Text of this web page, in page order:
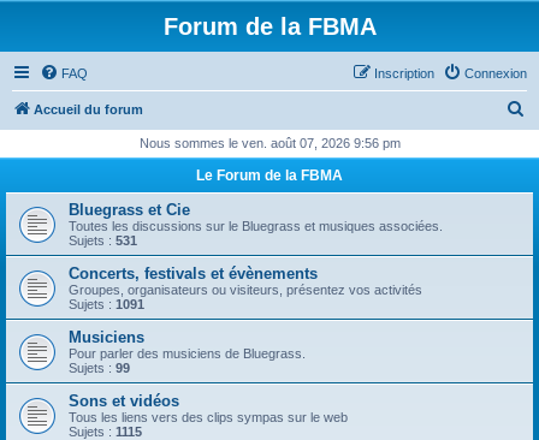
Forum de la FBMA
FAQ Connexion
Inscription
Accueil du forum
h
r
Nous sommes le ven. août 07, 2026 9:56 pm
Le Forum de la FBMA
Bluegrass et Cie
Toutes les discussions sur le Bluegrass et musiques associées.
Sujets : 531
Concerts, festivals et évènements
Groupes, organisateurs ou visiteurs, présentez vos activités
Sujets : 1091
Musiciens
Pour parler des musiciens de Bluegrass.
Sujets : 99
Sons et vidéos
Tous les liens vers des clips sympas sur le web
Sujets : 1115